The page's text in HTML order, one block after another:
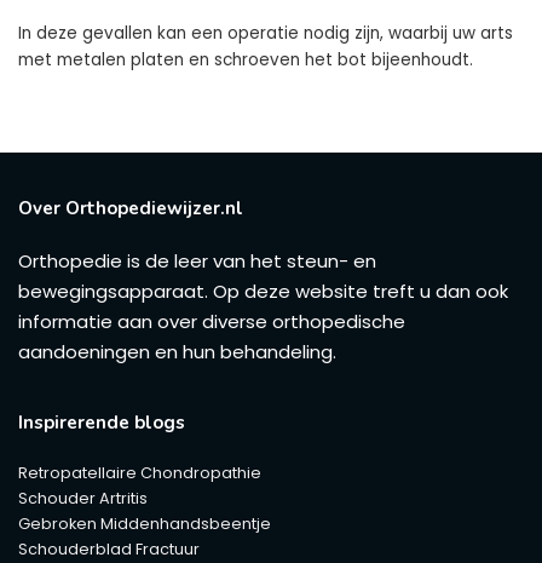
In deze gevallen kan een operatie nodig zijn, waarbij uw arts
met metalen platen en schroeven het bot bijeenhoudt.
Over Orthopediewijzer.nl
Orthopedie is de leer van het steun- en
bewegingsapparaat. Op deze website treft u dan ook
informatie aan over diverse orthopedische
aandoeningen en hun behandeling.
Inspirerende blogs
Retropatellaire Chondropathie
Schouder Artritis
Gebroken Middenhandsbeentje
Schouderblad Fractuur